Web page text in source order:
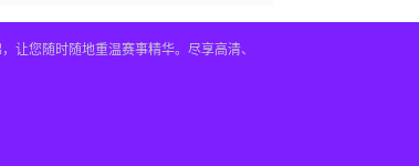
您随时随地重温赛事精华。尽享高清、